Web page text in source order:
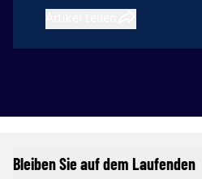
Bleiben Sie auf dem Laufenden